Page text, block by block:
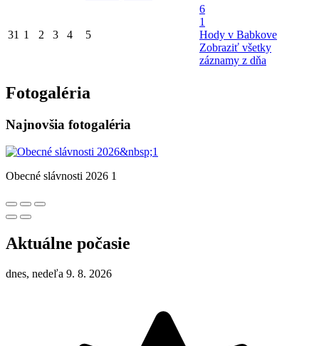
31 1 2 3 4 5
6
1
Hody v Babkove
Zobraziť všetky
záznamy z dňa
Fotogaléria
Najnovšia fotogaléria
Obecné slávnosti 2026 1
Aktuálne počasie
dnes, nedeľa 9. 8. 2026